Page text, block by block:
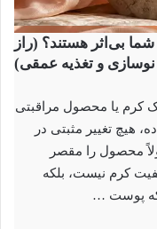
بی‌اثر هستند؟ (راز
نوسازی و تغذیه عمقی)
کرم یا محصول مراقبتی
هیچ تغییر مثبتی در
محصول را مقصر
کرم نیست، بلکه
پوست …